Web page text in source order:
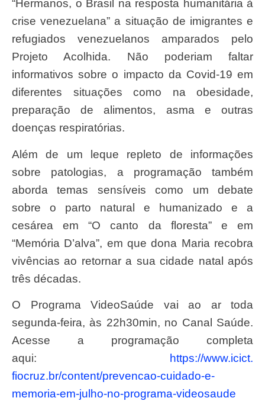
“Hermanos, o Brasil na resposta humanitária à
crise venezuelana” a situação de imigrantes e
refugiados venezuelanos amparados pelo
Projeto Acolhida. Não poderiam faltar
informativos sobre o impacto da Covid-19 em
diferentes situações como na obesidade,
preparação de alimentos, asma e outras
doenças respiratórias.
Além de um leque repleto de informações
sobre patologias, a programação também
aborda temas sensíveis como um debate
sobre o parto natural e humanizado e a
cesárea em “O canto da floresta” e em
“Memória D’alva”, em que dona Maria recobra
vivências ao retornar a sua cidade natal após
três décadas.
O Programa VideoSaúde vai ao ar toda
segunda-feira, às 22h30min, no Canal Saúde.
Acesse a programação completa
aqui:
https://www.icict.
fiocruz.br/content/prevencao-cuidado-e-
memoria-em-julho-no-programa-videosaude